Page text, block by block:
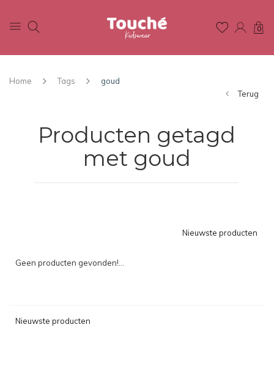
0
Home Tags
goud
Terug
Producten getagd
met goud
Nieuwste producten
Geen producten gevonden!...
Nieuwste producten